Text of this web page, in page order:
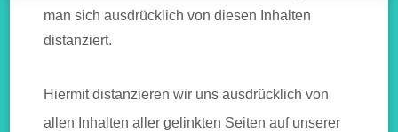
man sich ausdrücklich von diesen Inhalten
distanziert.
Hiermit distanzieren wir uns ausdrücklich von
allen Inhalten aller gelinkten Seiten auf unserer